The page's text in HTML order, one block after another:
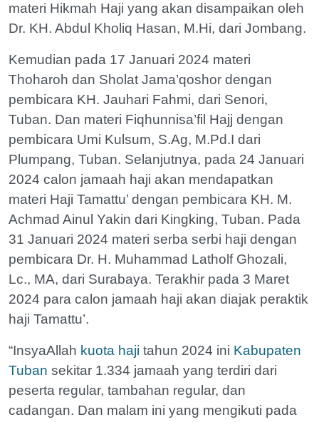
materi Hikmah Haji yang akan disampaikan oleh
Dr. KH. Abdul Kholiq Hasan, M.Hi, dari Jombang.
Kemudian pada 17 Januari 2024 materi
Thoharoh dan Sholat Jama’qoshor dengan
pembicara KH. Jauhari Fahmi, dari Senori,
Tuban. Dan materi Fiqhunnisa’fil Hajj dengan
pembicara Umi Kulsum, S.Ag, M.Pd.I dari
Plumpang, Tuban. Selanjutnya, pada 24 Januari
2024 calon jamaah haji akan mendapatkan
materi Haji Tamattu’ dengan pembicara KH. M.
Achmad Ainul Yakin dari Kingking, Tuban. Pada
31 Januari 2024 materi serba serbi haji dengan
pembicara Dr. H. Muhammad Latholf Ghozali,
Lc., MA, dari Surabaya. Terakhir pada 3 Maret
2024 para calon jamaah haji akan diajak peraktik
haji Tamattu’.
“InsyaAllah kuota haji tahun 2024 ini Kabupaten
Tuban sekitar 1.334 jamaah yang terdiri dari
peserta regular, tambahan regular, dan
cadangan. Dan malam ini yang mengikuti pada